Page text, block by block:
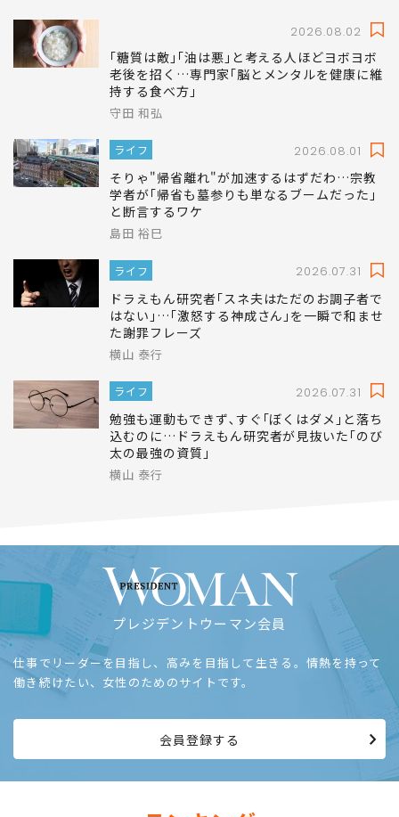
2026.08.02
｢糖質は敵｣｢油は悪｣と考える人ほどヨボヨボ
老後を招く…専門家｢脳とメンタルを健康に維
持する食べ方｣
守田 和弘
ライフ 2026.08.01
そりゃ"帰省離れ"が加速するはずだわ…宗教
学者が｢帰省も墓参りも単なるブームだった｣
と断言するワケ
島田 裕巳
ライフ 2026.07.31
ドラえもん研究者｢スネ夫はただのお調子者で
はない｣…｢激怒する神成さん｣を一瞬で和ませ
た謝罪フレーズ
横山 泰行
ライフ 2026.07.31
勉強も運動もできず､すぐ｢ぼくはダメ｣と落ち
込むのに…ドラえもん研究者が見抜いた｢のび
太の最強の資質｣
横山 泰行
プレジデントウーマン会員
仕事でリーダーを目指し、高みを目指して生きる。情熱を持って
働き続けたい、女性のためのサイトです。
会員登録する